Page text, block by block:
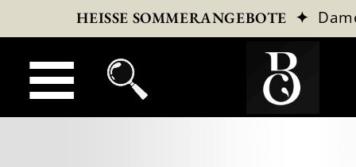
HEISSE SOMMERANGEBOTE ✦